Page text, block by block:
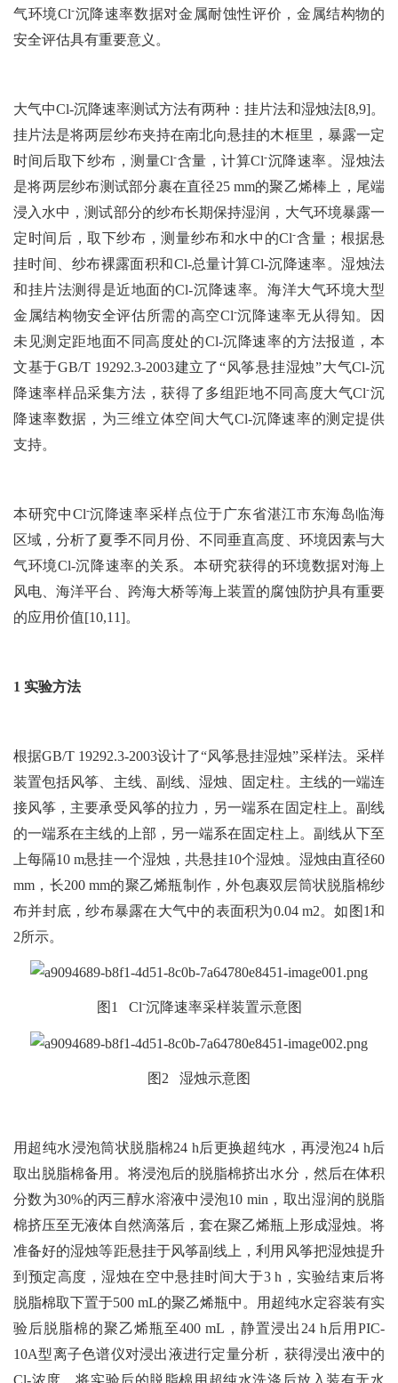
气环境Cl-沉降速率数据对金属耐蚀性评价，金属结构物的
安全评估具有重要意义。
大气中Cl-沉降速率测试方法有两种：挂片法和湿烛法[8,9]。
挂片法是将两层纱布夹持在南北向悬挂的木框里，暴露一定
时间后取下纱布，测量Cl-含量，计算Cl-沉降速率。湿烛法
是将两层纱布测试部分裹在直径25 mm的聚乙烯棒上，尾端
浸入水中，测试部分的纱布长期保持湿润，大气环境暴露一
定时间后，取下纱布，测量纱布和水中的Cl-含量；根据悬
挂时间、纱布裸露面积和Cl-总量计算Cl-沉降速率。湿烛法
和挂片法测得是近地面的Cl-沉降速率。海洋大气环境大型
金属结构物安全评估所需的高空Cl-沉降速率无从得知。因
未见测定距地面不同高度处的Cl-沉降速率的方法报道，本
文基于GB/T 19292.3-2003建立了“风筝悬挂湿烛”大气Cl-沉
降速率样品采集方法，获得了多组距地不同高度大气Cl-沉
降速率数据，为三维立体空间大气Cl-沉降速率的测定提供
支持。
本研究中Cl-沉降速率采样点位于广东省湛江市东海岛临海
区域，分析了夏季不同月份、不同垂直高度、环境因素与大
气环境Cl-沉降速率的关系。本研究获得的环境数据对海上
风电、海洋平台、跨海大桥等海上装置的腐蚀防护具有重要
的应用价值[10,11]。
1 实验方法
根据GB/T 19292.3-2003设计了“风筝悬挂湿烛”采样法。采样
装置包括风筝、主线、副线、湿烛、固定柱。主线的一端连
接风筝，主要承受风筝的拉力，另一端系在固定柱上。副线
的一端系在主线的上部，另一端系在固定柱上。副线从下至
上每隔10 m悬挂一个湿烛，共悬挂10个湿烛。湿烛由直径60
mm，长200 mm的聚乙烯瓶制作，外包裹双层筒状脱脂棉纱
布并封底，纱布暴露在大气中的表面积为0.04 m2。如图1和
2所示。
图1 Cl-沉降速率采样装置示意图
图2 湿烛示意图
用超纯水浸泡筒状脱脂棉24 h后更换超纯水，再浸泡24 h后
取出脱脂棉备用。将浸泡后的脱脂棉挤出水分，然后在体积
分数为30%的丙三醇水溶液中浸泡10 min，取出湿润的脱脂
棉挤压至无液体自然滴落后，套在聚乙烯瓶上形成湿烛。将
准备好的湿烛等距悬挂于风筝副线上，利用风筝把湿烛提升
到预定高度，湿烛在空中悬挂时间大于3 h，实验结束后将
脱脂棉取下置于500 mL的聚乙烯瓶中。用超纯水定容装有实
验后脱脂棉的聚乙烯瓶至400 mL，静置浸出24 h后用PIC-
10A型离子色谱仪对浸出液进行定量分析，获得浸出液中的
Cl-浓度。将实验后的脱脂棉用超纯水洗涤后放入装有无水